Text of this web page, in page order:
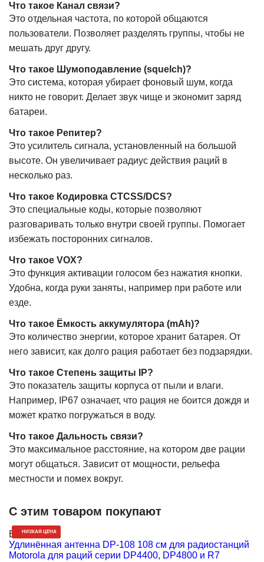
Что такое Канал связи?
Это отдельная частота, по которой общаются
пользователи. Позволяет разделять группы, чтобы не
мешать друг другу.
Что такое Шумоподавление (squelch)?
Это система, которая убирает фоновый шум, когда
никто не говорит. Делает звук чище и экономит заряд
батареи.
Что такое Репитер?
Это усилитель сигнала, установленный на большой
высоте. Он увеличивает радиус действия раций в
несколько раз.
Что такое Кодировка CTCSS/DCS?
Это специальные коды, которые позволяют
разговаривать только внутри своей группы. Помогает
избежать посторонних сигналов.
Что такое VOX?
Это функция активации голосом без нажатия кнопки.
Удобна, когда руки заняты, например при работе или
езде.
Что такое Ёмкость аккумулятора (mAh)?
Это количество энергии, которое хранит батарея. От
него зависит, как долго рация работает без подзарядки.
Что такое Степень защиты IP?
Это показатель защиты корпуса от пыли и влаги.
Например, IP67 означает, что рация не боится дождя и
может кратко погружаться в воду.
Что такое Дальность связи?
Это максимальное расстояние, на котором две рации
могут общаться. Зависит от мощности, рельефа
местности и помех вокруг.
С этим товаром покупают
НИЗКАЯ ЦЕНА
В наличии
Удлинённая антенна DP-108 108 см для радиостанций
Motorola для раций серии DP4400, DP4800 и R7